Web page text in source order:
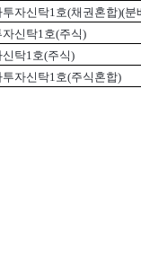
자신탁1호(채권혼합)(분
신탁1호(주식)
탁1호(주식)
자신탁1호(주식혼합)